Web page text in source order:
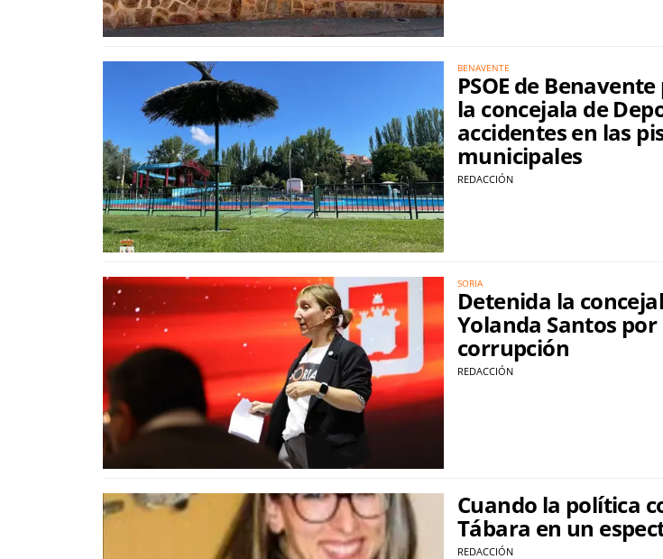
BENAVENTE
PSOE de
la concejala de
accidentes en las
municipales
REDACCIÓN
SORIA
Detenida la
Yolanda Santos
corrupción
REDACCIÓN
Cuando la política
Tábara en un
REDACCIÓN